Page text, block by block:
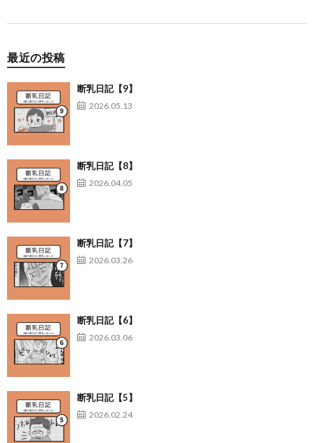
最近の投稿
断乳日記【9】
2026.05.13
断乳日記【8】
2026.04.05
断乳日記【7】
2026.03.26
断乳日記【6】
2026.03.06
断乳日記【5】
2026.02.24